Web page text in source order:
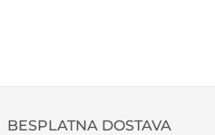
BESPLATNA DOSTAVA